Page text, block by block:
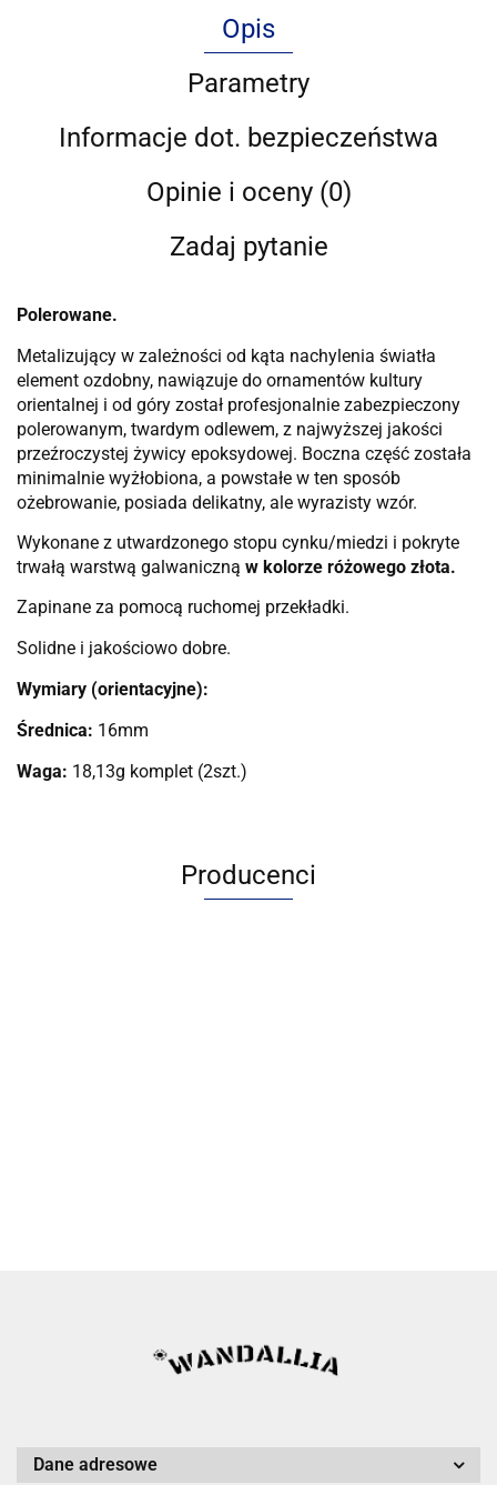
Opis
Parametry
Informacje dot. bezpieczeństwa
Opinie i oceny (0)
Zadaj pytanie
Polerowane.
Metalizujący w zależności od kąta nachylenia światła
element ozdobny, nawiązuje do ornamentów kultury
orientalnej i od góry został profesjonalnie zabezpieczony
polerowanym, twardym odlewem, z najwyższej jakości
przeźroczystej żywicy epoksydowej. Boczna część została
minimalnie wyżłobiona, a powstałe w ten sposób
ożebrowanie, posiada delikatny, ale wyrazisty wzór.
Wykonane z utwardzonego stopu cynku/miedzi i pokryte
trwałą warstwą galwaniczną w kolorze różowego złota.
Zapinane za pomocą ruchomej przekładki.
Solidne i jakościowo dobre.
Wymiary (orientacyjne):
Średnica: 16mm
Waga: 18,13g komplet (2szt.)
Producenci
Dane adresowe